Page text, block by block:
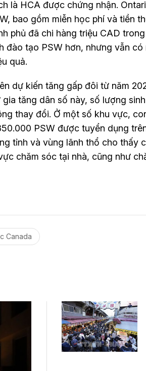
là HCA được chứng nhận.
bao gồm miễn học phí và tiền
phủ đã chi hàng triệu CAD
đào tạo PSW hơn, nhưng vẫn
quả.
dự kiến tăng gấp đôi từ năm
tăng dân số này, số lượng
thay đổi. Ở một số khu vực,
PSW được tuyển dụng
tỉnh và vùng lãnh thổ cho thấy
chăm sóc tại nhà, cũng như
Canada